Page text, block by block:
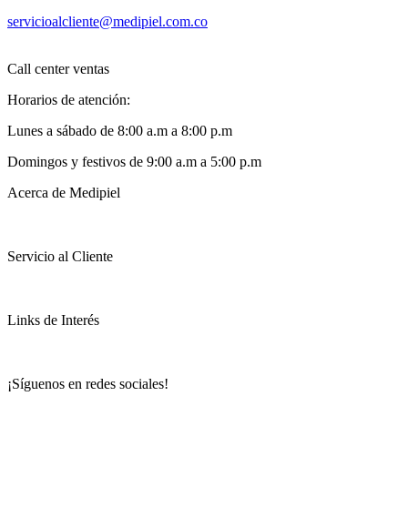
servicioalcliente@medipiel.com.co
Call center ventas
Horarios de atención:
Lunes a sábado de 8:00 a.m a 8:00 p.m
Domingos y festivos de 9:00 a.m a 5:00 p.m
Acerca de Medipiel
Servicio al Cliente
Links de Interés
¡Síguenos en redes sociales!